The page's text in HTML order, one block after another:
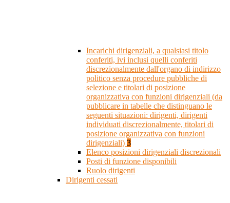
Incarichi dirigenziali, a qualsiasi titolo
conferiti, ivi inclusi quelli conferiti
discrezionalmente dall'organo di indirizzo
politico senza procedure pubbliche di
selezione e titolari di posizione
organizzativa con funzioni dirigenziali (da
pubblicare in tabelle che distinguano le
seguenti situazioni: dirigenti, dirigenti
individuati discrezionalmente, titolari di
posizione organizzativa con funzioni
dirigenziali) 3
Elenco posizioni dirigenziali discrezionali
Posti di funzione disponibili
Ruolo dirigenti
Dirigenti cessati